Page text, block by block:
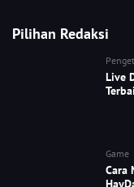
Pilihan Redaksi
Live
Game
Cara